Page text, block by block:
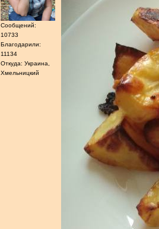
Сообщений:
10733
Благодарили:
11134
Откуда: Украина,
Хмельницкий